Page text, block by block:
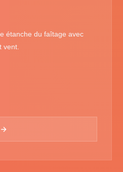
étanche du faîtage avec
vent.